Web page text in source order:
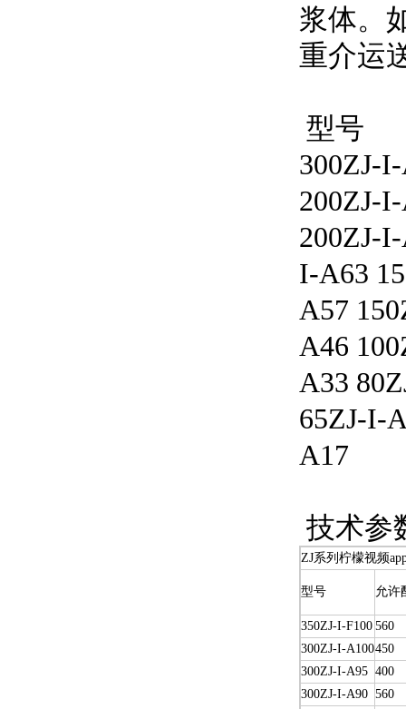
浆体
重介运送
型号
300ZJ-
200ZJ-
200ZJ-
I-A63
A57
A46
A33
65ZJ-I-
A17
技术参
ZJ系列柠檬视频
型号 允许
350ZJ-I-F100 560
300ZJ-I-A100450
300ZJ-I-A95 400
300ZJ-I-A90 560